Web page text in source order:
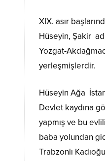
XIX. asır
Hüseyin, Şakir
Yozgat-
yerleşmişlerdir.
Hüseyin Ağa
Devlet kaydına
yapmış ve bu
baba yolundan
Trabzonlı